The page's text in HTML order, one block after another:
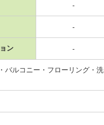
-
-
ン -
バルコニー・フローリング・洗